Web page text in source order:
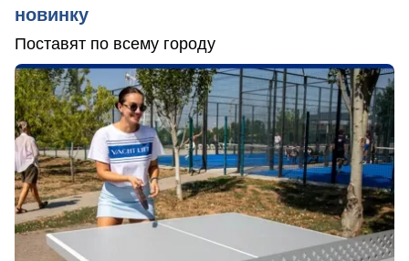
новинку
Поставят по всему городу